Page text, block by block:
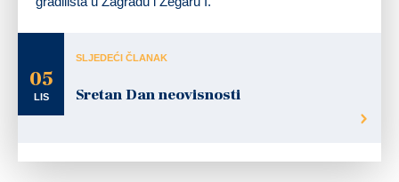
05
LIS
SLJEDEĆI ČLANAK
Sretan Dan neovisnosti